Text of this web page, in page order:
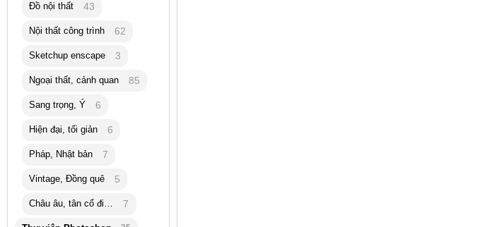
Đồ nội thất 43
Nội thất công trình 62
Sketchup enscape 3
Ngoại thất, cảnh quan 85
Sang trọng, Ý 6
Hiện đại, tối giản 6
Pháp, Nhật bản 7
Vintage, Đồng quê 5
Châu âu, tân cổ điển 7